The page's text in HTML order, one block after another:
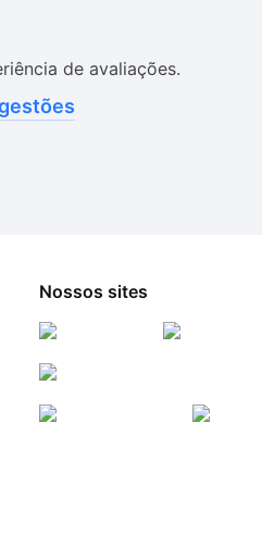
de avaliações.
Nossos sites